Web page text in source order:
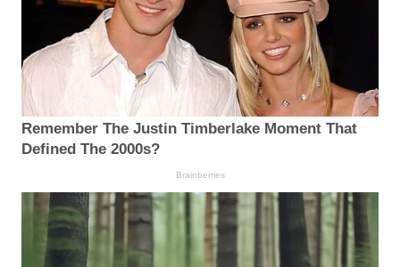
Remember The Justin Timberlake Moment That
Defined The 2000s?
Brainberries